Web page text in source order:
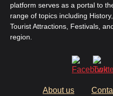
platform serves as a portal to
range of topics including
Tourist Attractions, Festivals,
region.
About us